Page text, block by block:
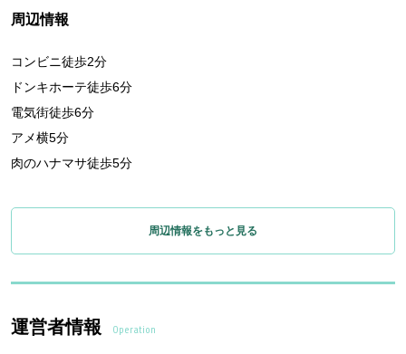
周辺情報
コンビニ徒歩2分
ドンキホーテ徒歩6分
電気街徒歩6分
アメ横5分
肉のハナマサ徒歩5分
周辺情報をもっと見る
運営者情報 Operation